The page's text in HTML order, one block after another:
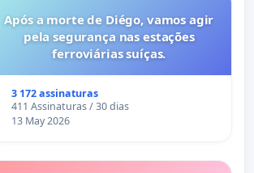
Após a morte de Diégo, vamos agir
pela segurança nas estações
ferroviárias suíças.
3 172 assinaturas
411 Assinaturas / 30 dias
13 May 2026